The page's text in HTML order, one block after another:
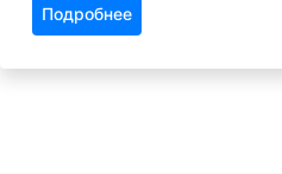
Подробнее